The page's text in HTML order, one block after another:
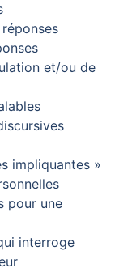
et/ou de
impliquantes »
pour une
interroge